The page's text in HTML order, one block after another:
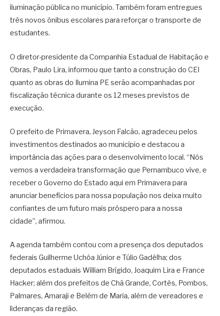
iluminação pública no município. Também foram entregues
três novos ônibus escolares para reforçar o transporte de
estudantes.
O diretor-presidente da Companhia Estadual de Habitação e
Obras, Paulo Lira, informou que tanto a construção do CEI
quanto as obras do Ilumina PE serão acompanhadas por
fiscalização técnica durante os 12 meses previstos de
execução.
O prefeito de Primavera, Jeyson Falcão, agradeceu pelos
investimentos destinados ao município e destacou a
importância das ações para o desenvolvimento local. “Nós
vemos a verdadeira transformação que Pernambuco vive, e
receber o Governo do Estado aqui em Primavera para
anunciar benefícios para nossa população nos deixa muito
confiantes de um futuro mais próspero para a nossa
cidade”, afirmou.
A agenda também contou com a presença dos deputados
federais Guilherme Uchôa Júniore Túlio Gadêlha; dos
deputados estaduais William Brígido, Joaquim Lira e France
Hacker; além dos prefeitos de Chã Grande, Cortês, Pombos,
Palmares, Amaraji e Belém de Maria, além de vereadores e
lideranças da região.